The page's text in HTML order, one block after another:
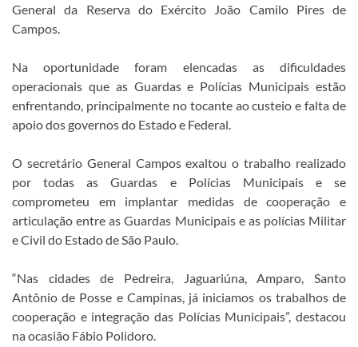
General da Reserva do Exército João Camilo Pires de
Campos.
Na oportunidade foram elencadas as dificuldades
operacionais que as Guardas e Polícias Municipais estão
enfrentando, principalmente no tocante ao custeio e falta de
apoio dos governos do Estado e Federal.
O secretário General Campos exaltou o trabalho realizado
por todas as Guardas e Polícias Municipais e se
comprometeu em implantar medidas de cooperação e
articulação entre as Guardas Municipais e as polícias Militar
e Civil do Estado de São Paulo.
“Nas cidades de Pedreira, Jaguariúna, Amparo, Santo
Antônio de Posse e Campinas, já iniciamos os trabalhos de
cooperação e integração das Polícias Municipais”, destacou
na ocasião Fábio Polidoro.